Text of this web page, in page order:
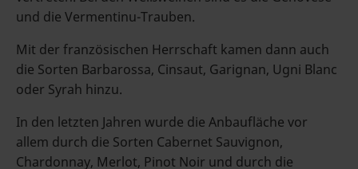
und die Vermentinu-Trauben.
Mit der französischen Herrschaft kamen dann auch
die Sorten Barbarossa, Cinsaut, Garignan, Ugni Blanc
oder Syrah hinzu.
In den letzten Jahren wurde die Anbaufläche vor
allem durch die Sorten Cabernet Sauvignon,
Chardonnay, Merlot, Pinot Noir und durch die